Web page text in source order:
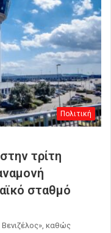
Πολιτική
τρίτη
σταθμό
Βενιζέλος», καθώς